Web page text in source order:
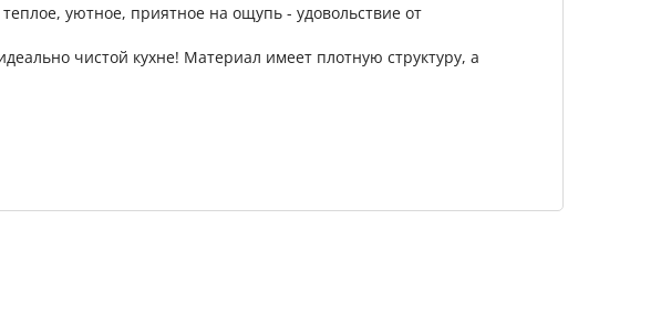
уютное, приятное на ощупь - удовольствие от
чистой кухне! Материал имеет плотную структуру, а